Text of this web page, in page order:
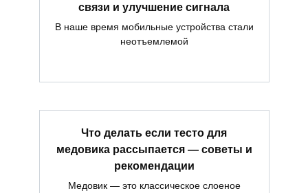
связи и улучшение сигнала
В наше время мобильные устройства стали
неотъемлемой
Что делать если тесто для
медовика рассыпается — советы и
рекомендации
Медовик — это классическое слоеное